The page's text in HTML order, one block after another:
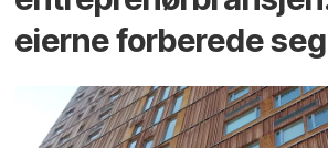
eierne forberede seg